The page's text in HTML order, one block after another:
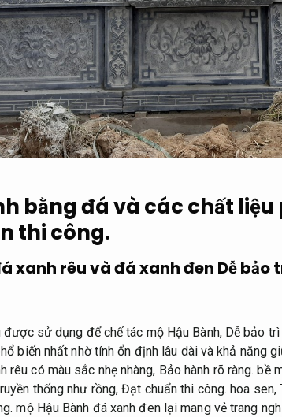
bằng đá và các chất
thi công.
xanh rêu và đá xanh đen Dễ bảo
sử dụng để chế tác mộ Hậu Bành, Dễ bảo
biến nhất nhờ tính ổn định lâu dài và khả năng
rêu có màu sắc nhẹ nhàng, Bảo hành rõ ràng. bề
thống như rồng,Đạt chuẩn thi công. hoa sen,
mộ Hậu Bành đá xanh đen lại mang vẻ trang